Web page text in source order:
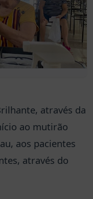
através da
ao mutirão
aos pacientes
através do